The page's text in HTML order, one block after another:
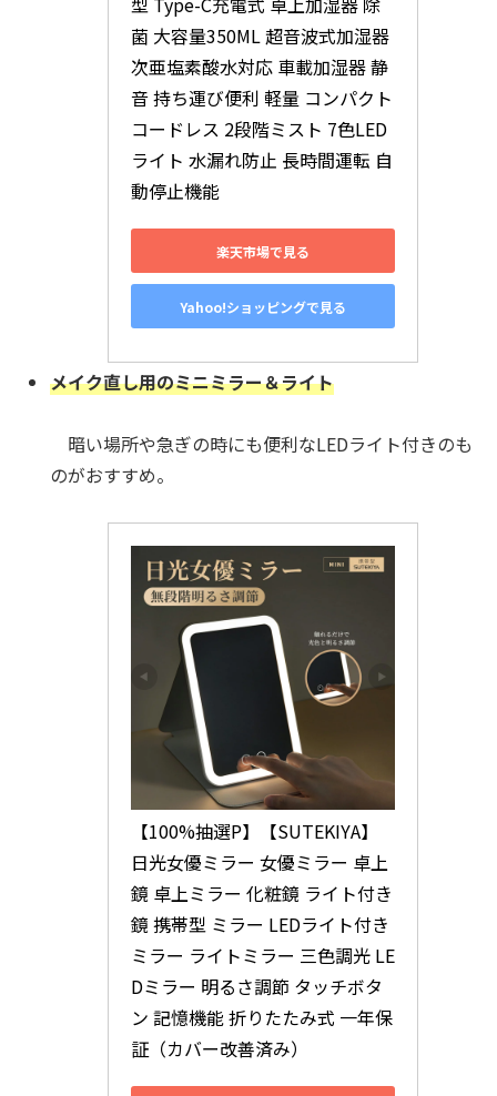
菌 大容量350ML 超音波式加湿器
次亜塩素酸水対応 車載加湿器 静
音 持ち運び便利 軽量 コンパクト
コードレス 2段階ミスト 7色LED
ライト 水漏れ防止 長時間運転 自
動停止機能
楽天市場で見る
Yahoo!ショッピングで見る
メイク直し用のミニミラー＆ライト
暗い場所や急ぎの時にも便利なLEDライト付きのも
のがおすすめ。
【100%抽選P】【SUTEKIYA】
日光女優ミラー 女優ミラー 卓上
鏡 卓上ミラー 化粧鏡 ライト付き
鏡 携帯型 ミラー LEDライト付き
ミラー ライトミラー 三色調光 LE
Dミラー 明るさ調節 タッチボタ
ン 記憶機能 折りたたみ式 一年保
証（カバー改善済み）